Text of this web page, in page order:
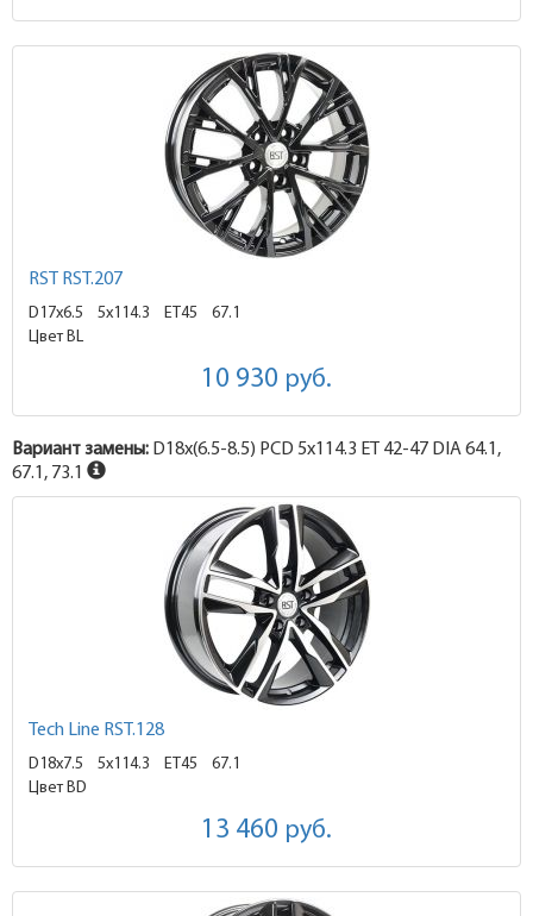
RST RST.207
D17x6.5 5x114.3 ET45
67.1
Цвет BL
10 930 руб.
Вариант замены: D18x(6.5-8.5) PCD 5x114.3 ET 42-47 DIA 64.1,
67.1, 73.1
Tech Line RST.128
D18x7.5 5x114.3 ET45
67.1
Цвет BD
13 460 руб.